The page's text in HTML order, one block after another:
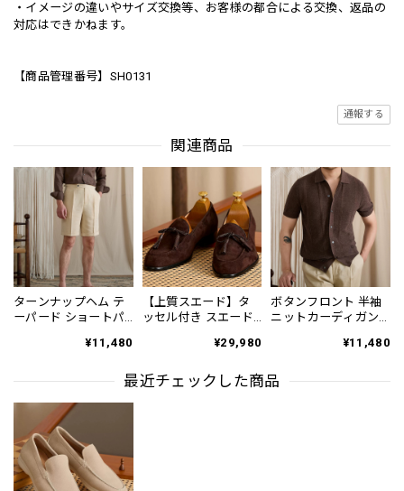
・イメージの違いやサイズ交換等、お客様の都合による交換、返品の
対応はできかねます。
【商品管理番号】SH0131
通報する
関連商品
ターンナップヘム テ
ーパード ショートパ
¥11,480
【上質スエード】タ
ッセル付き スエード
¥29,980
ボタンフロント 半袖
ニットカーディガン
¥11,480
最近チェックした商品